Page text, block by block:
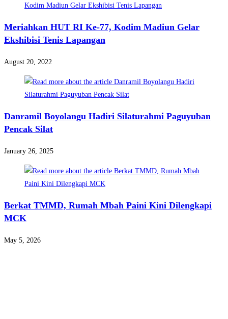
Meriahkan HUT RI Ke-77, Kodim Madiun Gelar
Ekshibisi Tenis Lapangan
August 20, 2022
Danramil Boyolangu Hadiri Silaturahmi Paguyuban
Pencak Silat
January 26, 2025
Berkat TMMD, Rumah Mbah Paini Kini Dilengkapi
MCK
May 5, 2026